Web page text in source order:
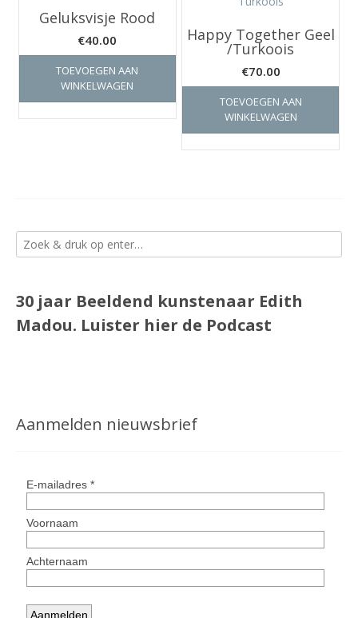
Geluksvisje Rood
€40.00
TOEVOEGEN AAN
WINKELWAGEN
Happy Together Geel
/Turkoois
€70.00
TOEVOEGEN AAN
WINKELWAGEN
30 jaar Beeldend kunstenaar Edith
Madou. Luister hier de Podcast
Aanmelden nieuwsbrief